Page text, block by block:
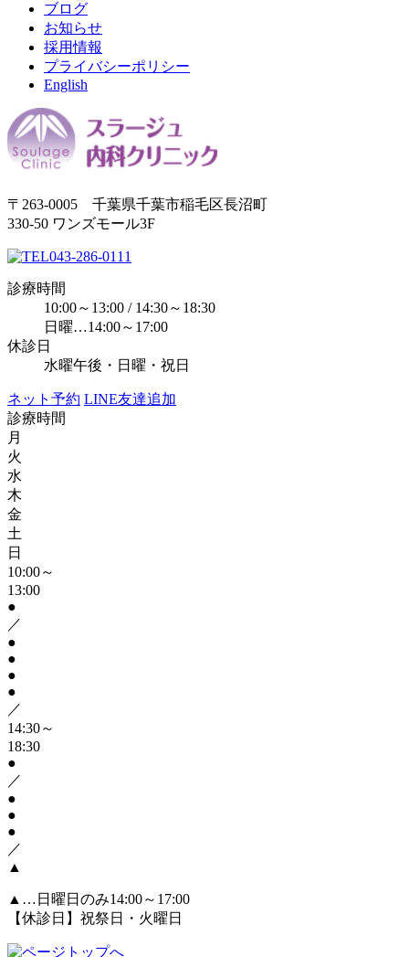
ブログ
お知らせ
採用情報
プライバシーポリシー
English
〒263-0005 千葉県千葉市稲毛区長沼町
330-50 ワンズモール3F
043-286-0111
診療時間
10:00～13:00 / 14:30～18:30
日曜…14:00～17:00
休診日
水曜午後・日曜・祝日
ネット予約 LINE友達追加
診療時間
月
火
水
木
金
土
日
10:00～
13:00
●
／
●
●
●
●
／
14:30～
18:30
●
／
●
●
●
／
▲
▲ …日曜日のみ14:00～17:00
【休診日】祝祭日・火曜日